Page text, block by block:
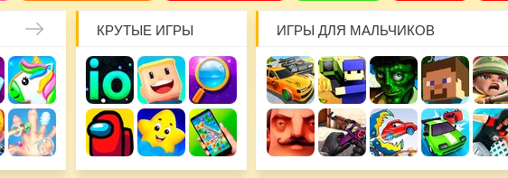
КРУТЫЕ ИГРЫ ИГРЫ ДЛЯ МАЛЬЧИКОВ